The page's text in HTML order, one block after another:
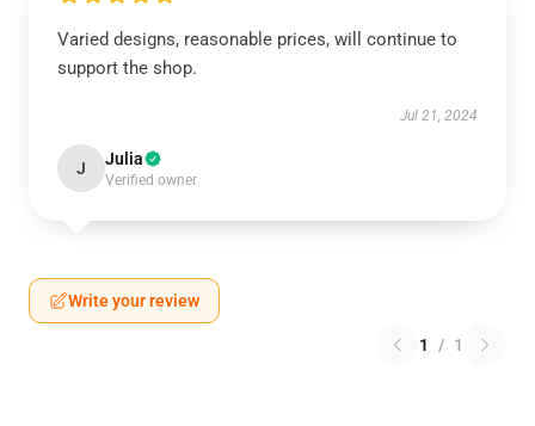
Varied designs, reasonable prices, will continue to
support the shop.
Jul 21, 2024
J Julia
Verified owner
Write your review
1 / 1